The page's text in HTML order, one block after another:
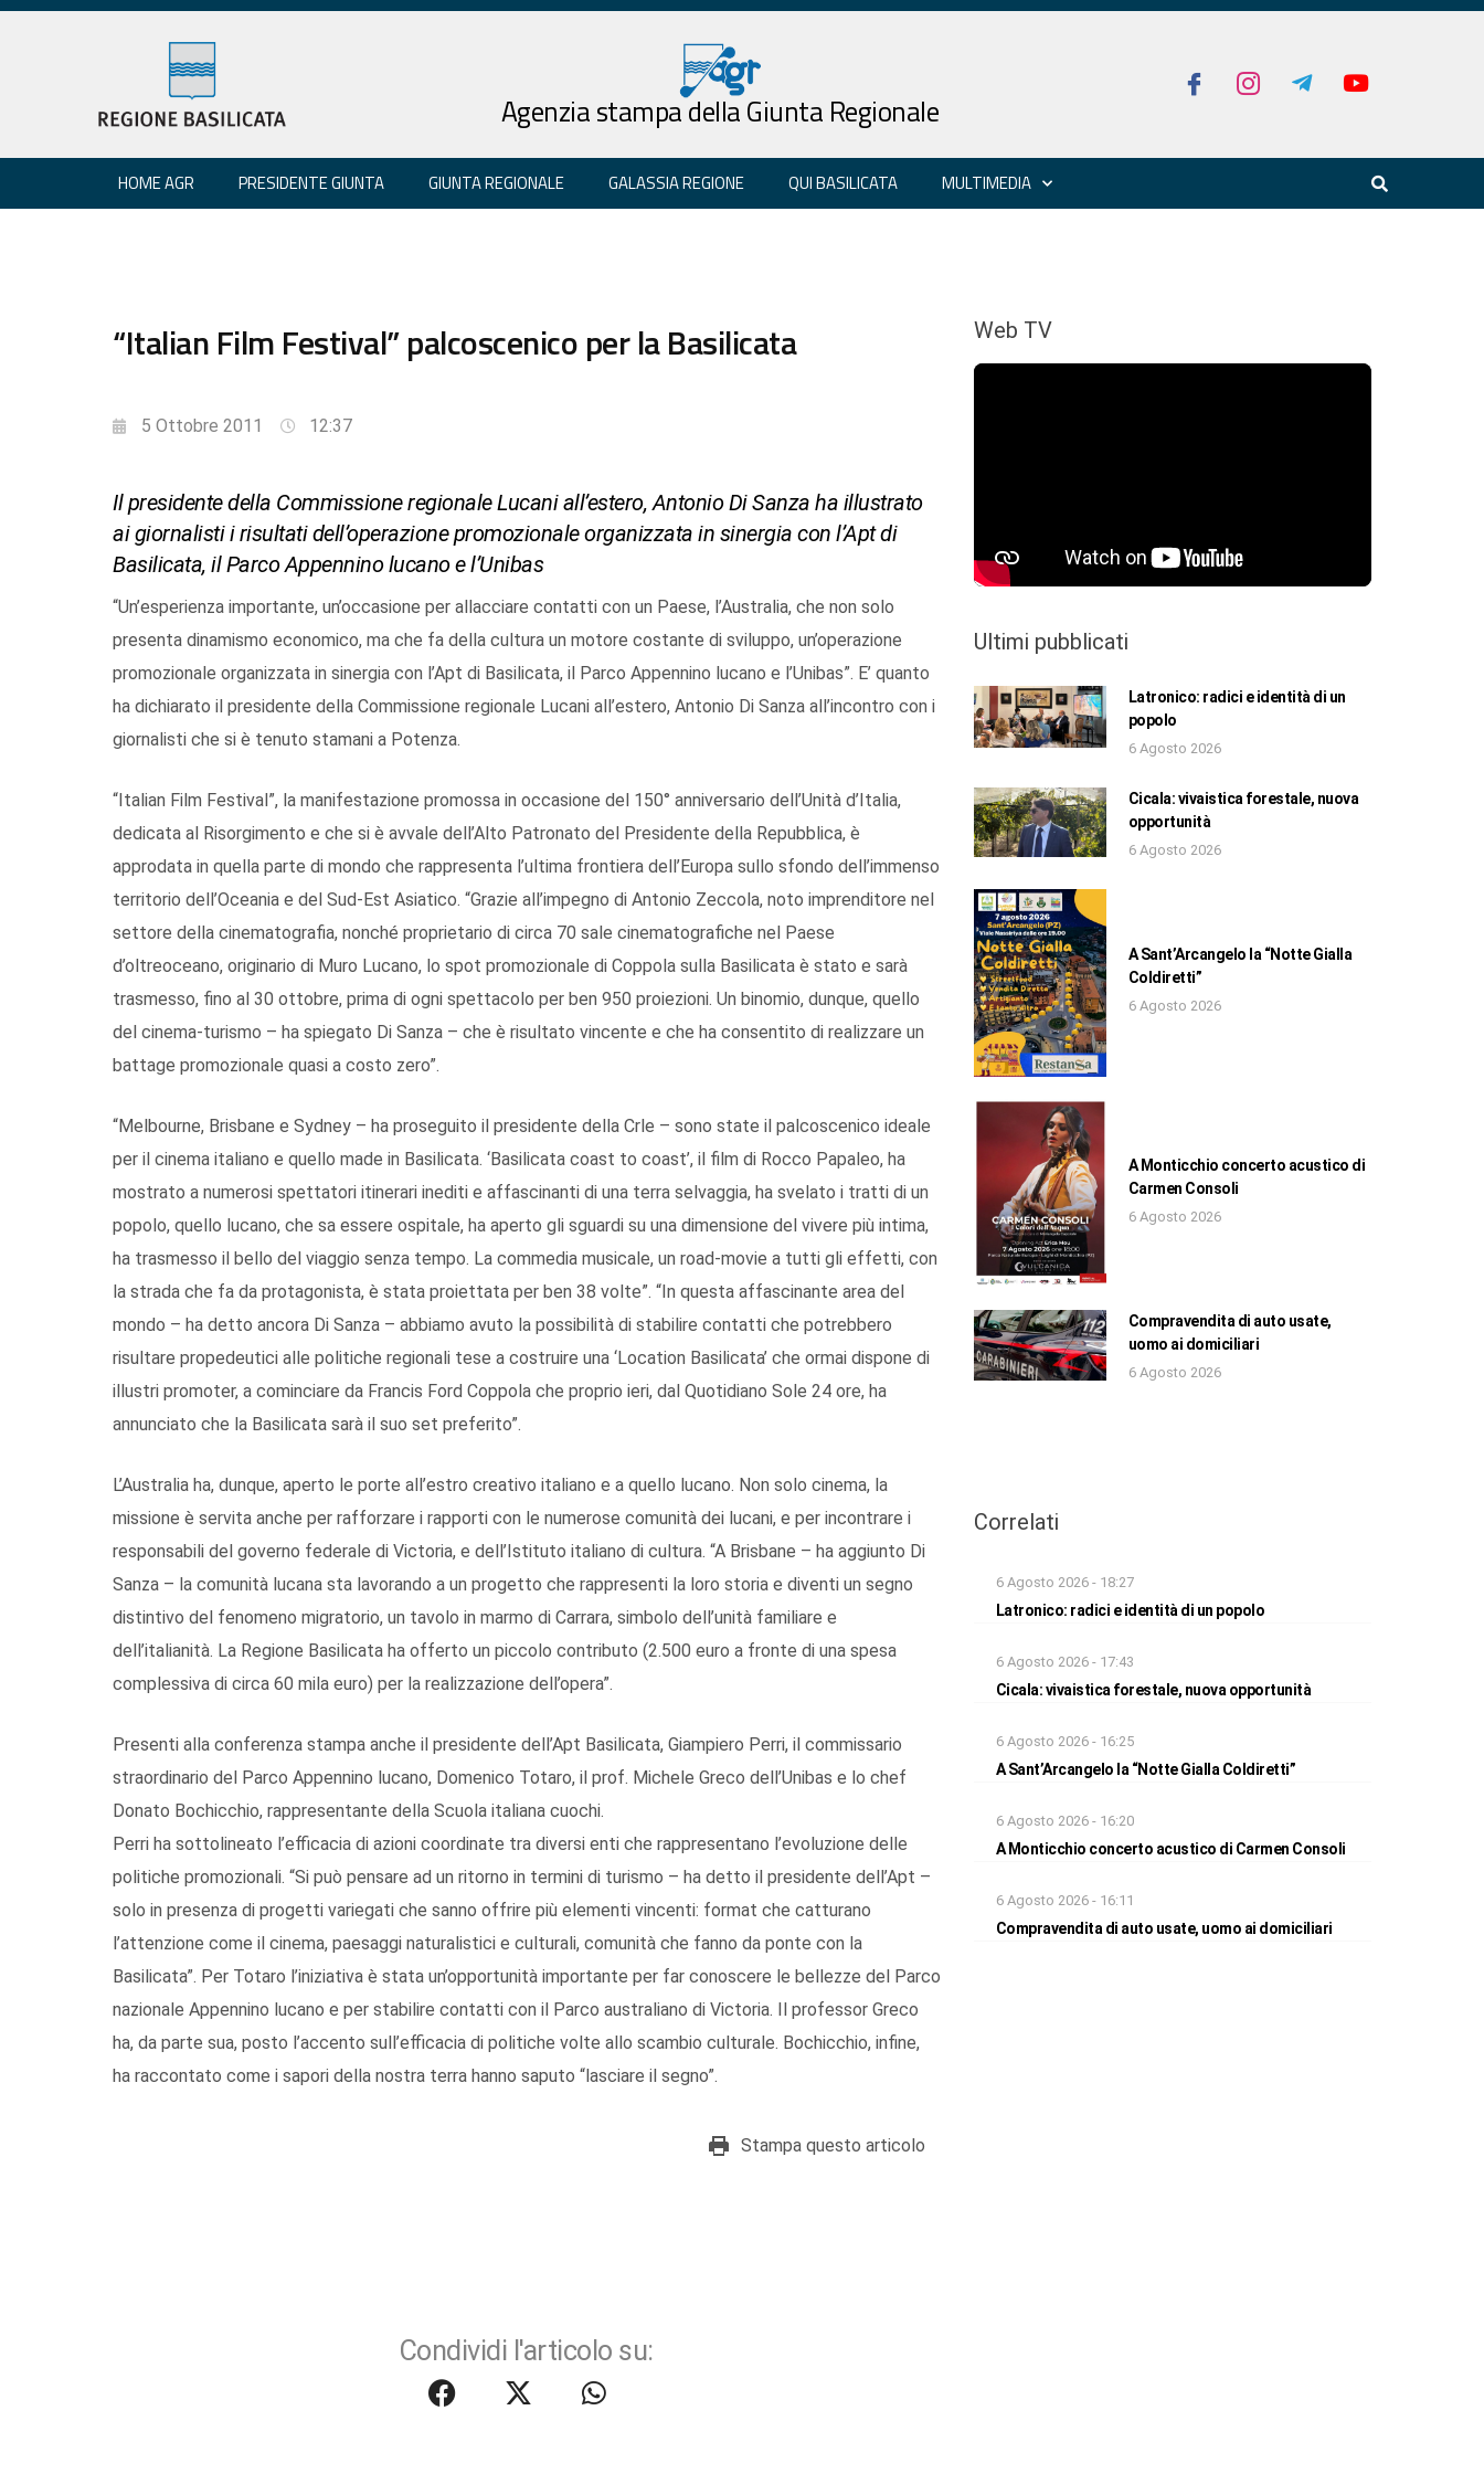
Agenzia stampa della Giunta Regionale
HOME AGR PRESIDENTE GIUNTA GIUNTA REGIONALE GALASSIA REGIONE QUI BASILICATA MULTIMEDIA
“Italian Film Festival” palcoscenico per la Basilicata
5 Ottobre 2011 12:37
Il presidente della Commissione regionale Lucani all’estero, Antonio Di Sanza ha illustrato
ai giornalisti i risultati dell’operazione promozionale organizzata in sinergia con l’Apt di
Basilicata, il Parco Appennino lucano e l’Unibas
“Un’esperienza importante, un’occasione per allacciare contatti con un Paese, l’Australia, che non solo
presenta dinamismo economico, ma che fa della cultura un motore costante di sviluppo, un’operazione
promozionale organizzata in sinergia con l’Apt di Basilicata, il Parco Appennino lucano e l’Unibas”. E’ quanto
ha dichiarato il presidente della Commissione regionale Lucani all’estero, Antonio Di Sanza all’incontro con i
giornalisti che si è tenuto stamani a Potenza.
“Italian Film Festival”, la manifestazione promossa in occasione del 150° anniversario dell’Unità d’Italia,
dedicata al Risorgimento e che si è avvale dell’Alto Patronato del Presidente della Repubblica, è
approdata in quella parte di mondo che rappresenta l’ultima frontiera dell’Europa sullo sfondo dell’immenso
territorio dell’Oceania e del Sud-Est Asiatico. “Grazie all’impegno di Antonio Zeccola, noto imprenditore nel
settore della cinematografia, nonché proprietario di circa 70 sale cinematografiche nel Paese
d’oltreoceano, originario di Muro Lucano, lo spot promozionale di Coppola sulla Basilicata è stato e sarà
trasmesso, fino al 30 ottobre, prima di ogni spettacolo per ben 950 proiezioni. Un binomio, dunque, quello
del cinema-turismo – ha spiegato Di Sanza – che è risultato vincente e che ha consentito di realizzare un
battage promozionale quasi a costo zero”.
“Melbourne, Brisbane e Sydney – ha proseguito il presidente della Crle – sono state il palcoscenico ideale
per il cinema italiano e quello made in Basilicata. ‘Basilicata coast to coast’, il film di Rocco Papaleo, ha
mostrato a numerosi spettatori itinerari inediti e affascinanti di una terra selvaggia, ha svelato i tratti di un
popolo, quello lucano, che sa essere ospitale, ha aperto gli sguardi su una dimensione del vivere più intima,
ha trasmesso il bello del viaggio senza tempo. La commedia musicale, un road-movie a tutti gli effetti, con
la strada che fa da protagonista, è stata proiettata per ben 38 volte”. “In questa affascinante area del
mondo – ha detto ancora Di Sanza – abbiamo avuto la possibilità di stabilire contatti che potrebbero
risultare propedeutici alle politiche regionali tese a costruire una ‘Location Basilicata’ che ormai dispone di
illustri promoter, a cominciare da Francis Ford Coppola che proprio ieri, dal Quotidiano Sole 24 ore, ha
annunciato che la Basilicata sarà il suo set preferito”.
L’Australia ha, dunque, aperto le porte all’estro creativo italiano e a quello lucano. Non solo cinema, la
missione è servita anche per rafforzare i rapporti con le numerose comunità dei lucani, e per incontrare i
responsabili del governo federale di Victoria, e dell’Istituto italiano di cultura. “A Brisbane – ha aggiunto Di
Sanza – la comunità lucana sta lavorando a un progetto che rappresenti la loro storia e diventi un segno
distintivo del fenomeno migratorio, un tavolo in marmo di Carrara, simbolo dell’unità familiare e
dell’italianità. La Regione Basilicata ha offerto un piccolo contributo (2.500 euro a fronte di una spesa
complessiva di circa 60 mila euro) per la realizzazione dell’opera”.
Presenti alla conferenza stampa anche il presidente dell’Apt Basilicata, Giampiero Perri, il commissario
straordinario del Parco Appennino lucano, Domenico Totaro, il prof. Michele Greco dell’Unibas e lo chef
Donato Bochicchio, rappresentante della Scuola italiana cuochi.
Perri ha sottolineato l’efficacia di azioni coordinate tra diversi enti che rappresentano l’evoluzione delle
politiche promozionali. “Si può pensare ad un ritorno in termini di turismo – ha detto il presidente dell’Apt –
solo in presenza di progetti variegati che sanno offrire più elementi vincenti: format che catturano
l’attenzione come il cinema, paesaggi naturalistici e culturali, comunità che fanno da ponte con la
Basilicata”. Per Totaro l’iniziativa è stata un’opportunità importante per far conoscere le bellezze del Parco
nazionale Appennino lucano e per stabilire contatti con il Parco australiano di Victoria. Il professor Greco
ha, da parte sua, posto l’accento sull’efficacia di politiche volte allo scambio culturale. Bochicchio, infine,
ha raccontato come i sapori della nostra terra hanno saputo “lasciare il segno”.
Stampa questo articolo
Condividi l'articolo su:
Web TV
Ultimi pubblicati
Latronico: radici e identità di un
popolo
6 Agosto 2026
Cicala: vivaistica forestale, nuova
opportunità
6 Agosto 2026
A Sant’Arcangelo la “Notte Gialla
Coldiretti”
6 Agosto 2026
A Monticchio concerto acustico di
Carmen Consoli
6 Agosto 2026
Compravendita di auto usate,
uomo ai domiciliari
6 Agosto 2026
Correlati
6 Agosto 2026 - 18:27
Latronico: radici e identità di un popolo
6 Agosto 2026 - 17:43
Cicala: vivaistica forestale, nuova opportunità
6 Agosto 2026 - 16:25
A Sant’Arcangelo la “Notte Gialla Coldiretti”
6 Agosto 2026 - 16:20
A Monticchio concerto acustico di Carmen Consoli
6 Agosto 2026 - 16:11
Compravendita di auto usate, uomo ai domiciliari